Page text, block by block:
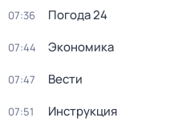
07:36 Погода 24
07:44 Экономика
07:47 Вести
07:51 Инструкция